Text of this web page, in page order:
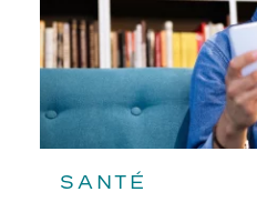
SANTÉ